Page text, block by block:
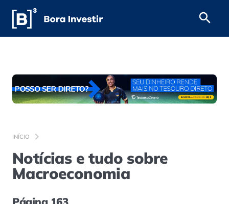
INÍCIO
Notícias e tudo sobre
Macroeconomia
Página 163